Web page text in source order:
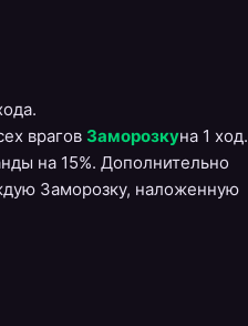
врагов Заморозкуна 1 ход.
на 15%. Дополнительно
Заморозку, наложенную